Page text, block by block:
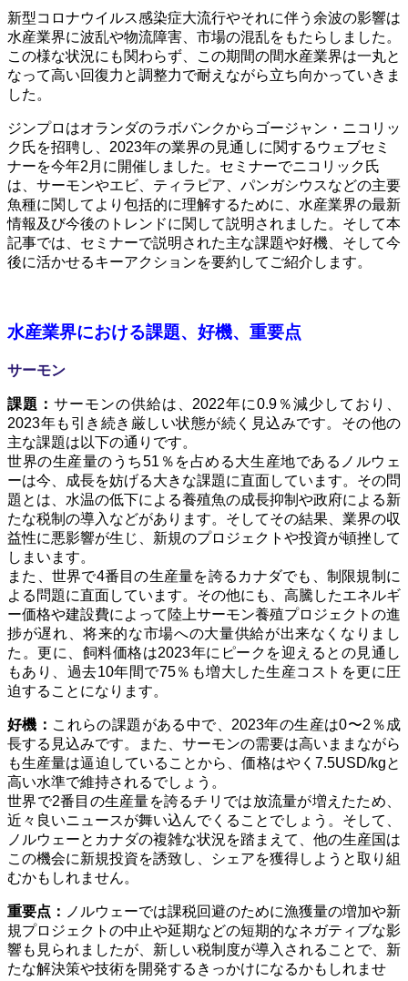
新型コロナウイルス感染症大流行やそれに伴う余波の影響は
水産業界に波乱や物流障害、市場の混乱をもたらしました。
この様な状況にも関わらず、この期間の間水産業界は一丸と
なって高い回復力と調整力で耐えながら立ち向かっていきま
した。
ジンプロはオランダのラボバンクからゴージャン・ニコリッ
ク氏を招聘し、2023年の業界の見通しに関するウェブセミ
ナーを今年2月に開催しました。セミナーでニコリック氏
は、サーモンやエビ、ティラピア、パンガシウスなどの主要
魚種に関してより包括的に理解するために、水産業界の最新
情報及び今後のトレンドに関して説明されました。そして本
記事では、セミナーで説明された主な課題や好機、そして今
後に活かせるキーアクションを要約してご紹介します。
水産業界における課題、好機、重要点
サーモン
課題： サーモンの供給は、2022年に0.9％減少しており、
2023年も引き続き厳しい状態が続く見込みです。その他の
主な課題は以下の通りです。
世界の生産量のうち51％を占める大生産地であるノルウェ
ーは今、成長を妨げる大きな課題に直面しています。その問
題とは、水温の低下による養殖魚の成長抑制や政府による新
たな税制の導入などがあります。そしてその結果、業界の収
益性に悪影響が生じ、新規のプロジェクトや投資が頓挫して
しまいます。
また、世界で4番目の生産量を誇るカナダでも、制限規制に
よる問題に直面しています。 その他にも、高騰したエネルギ
ー価格や建設費によって陸上サーモン養殖プロジェクトの進
捗が遅れ、将来的な市場への大量供給が出来なくなりまし
た。 更に、飼料価格は2023年にピークを迎えるとの見通し
もあり、過去10年間で75％も増大した生産コストを更に圧
迫することになります。
好機： これらの課題がある中で、2023年の生産は0〜2％成
長する見込みです。また、サーモンの需要は高いままながら
も生産量は逼迫していることから、価格はやく7.5USD/kgと
高い水準で維持されるでしょう。
世界で2番目の生産量を誇るチリでは放流量が増えたため、
近々良いニュースが舞い込んでくることでしょう。そして、
ノルウェーとカナダの複雑な状況を踏まえて、他の生産国は
この機会に新規投資を誘致し、シェアを獲得しようと取り組
むかもしれません。
重要点： ノルウェーでは課税回避のために漁獲量の増加や新
規プロジェクトの中止や延期などの短期的なネガティブな影
響も見られましたが、新しい税制度が導入されることで、新
たな解決策や技術を開発するきっかけになるかもしれませ